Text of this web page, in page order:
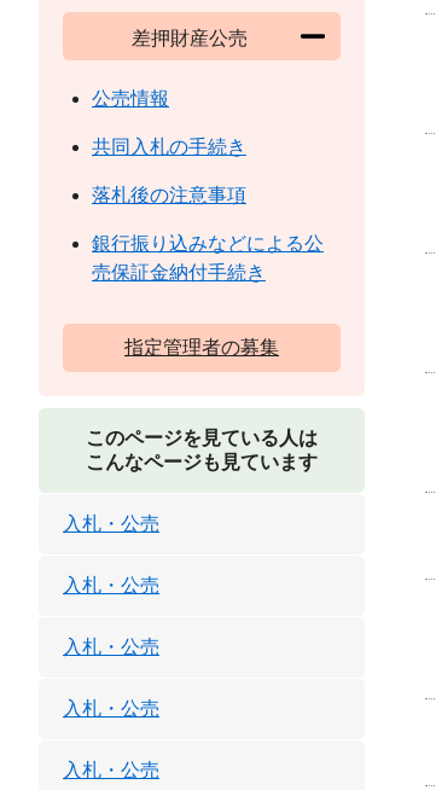
差押財産公売
公売情報
共同入札の手続き
落札後の注意事項
銀行振り込みなどによる公
売保証金納付手続き
指定管理者の募集
このページを見ている人は
こんなページも見ています
入札・公売
入札・公売
入札・公売
入札・公売
入札・公売